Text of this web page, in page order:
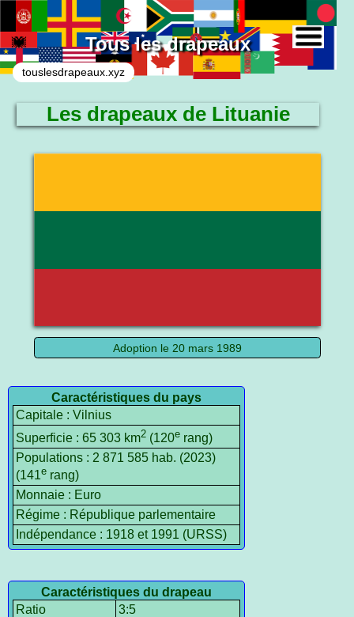
Tous les drapeaux
touslesdrapeaux.xyz
Les drapeaux de Lituanie
Le drapeau national
Adoption le 20 mars 1989
Caractéristiques du pays
Capitale : Vilnius
Superficie : 65 303 km2 (120e rang)
Populations : 2 871 585 hab. (2023)
(141e rang)
Monnaie : Euro
Régime : République parlementaire
Indépendance : 1918 et 1991 (URSS)
Caractéristiques du drapeau
Ratio
3:5